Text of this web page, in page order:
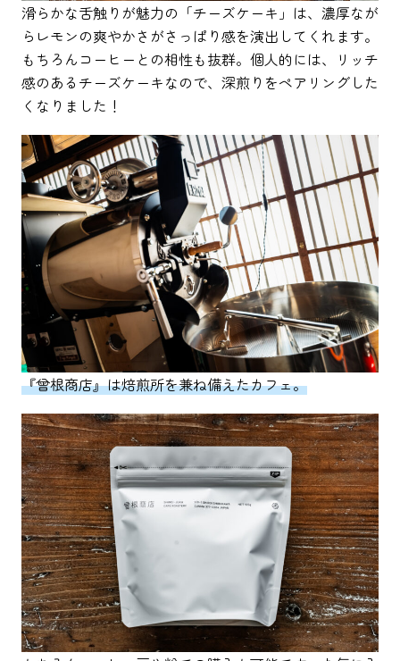
滑らかな舌触りが魅力の「チーズケーキ」は、濃厚なが
らレモンの爽やかさがさっぱり感を演出してくれます。
もちろんコーヒーとの相性も抜群。個人的には、リッチ
感のあるチーズケーキなので、深煎りをペアリングした
くなりました！
『曾根商店』は焙煎所を兼ね備えたカフェ。